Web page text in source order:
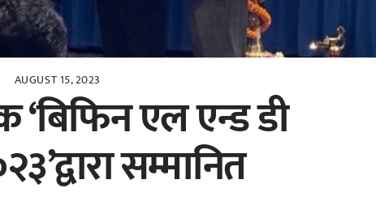
AUGUST 15, 2023
‘बिफिन एल एन्ड डी
सम्मानित